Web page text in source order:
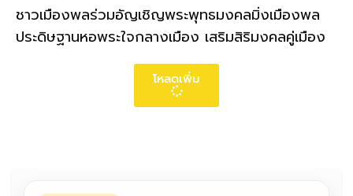
ชาวเมืองพลร่วมอัญเชิญพระพุทธมงคลมิ่งเมืองพล
ประดิษฐานหอพระใจกลางเมือง เสริมสิริมงคลคู่เมือง
โหลดเพิ่ม